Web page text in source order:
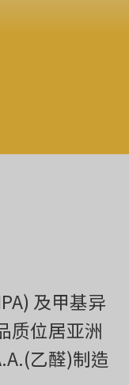
及甲基异
质位居亚洲
乙醛)制造